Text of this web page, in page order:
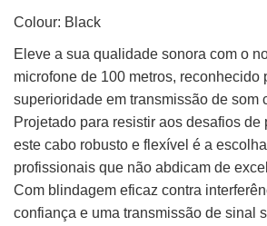
Colour: Black
Eleve a sua qualidade sonora com o
microfone de 100 metros, reconhecido
superioridade em transmissão de som
Projetado para resistir aos desafios de
este cabo robusto e flexível é a
profissionais que não abdicam de
Com blindagem eficaz contra
confiança e uma transmissão de sinal